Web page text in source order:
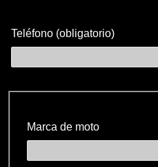
Teléfono (obligatorio)
Marca de moto